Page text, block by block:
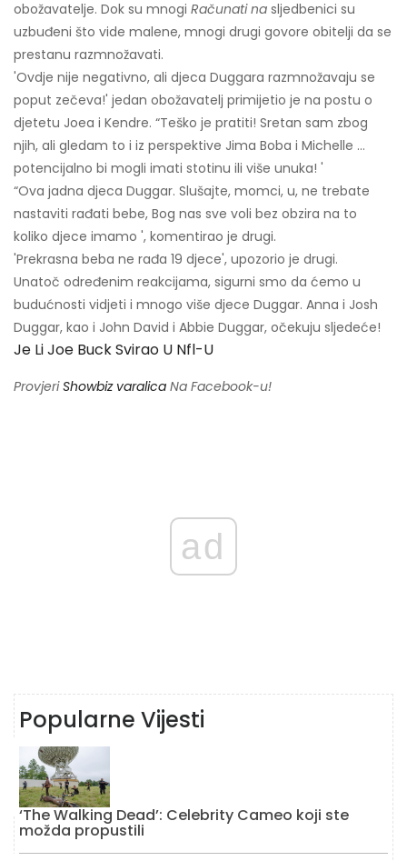
obožavatelje. Dok su mnogi Računati na sljedbenici su
uzbuđeni što vide malene, mnogi drugi govore obitelji da se
prestanu razmnožavati.
'Ovdje nije negativno, ali djeca Duggara razmnožavaju se
poput zečeva!' jedan obožavatelj primijetio je na postu o
djetetu Joea i Kendre. “Teško je pratiti! Sretan sam zbog
njih, ali gledam to i iz perspektive Jima Boba i Michelle ...
potencijalno bi mogli imati stotinu ili više unuka! '
“Ova jadna djeca Duggar. Slušajte, momci, u, ne trebate
nastaviti rađati bebe, Bog nas sve voli bez obzira na to
koliko djece imamo ', komentirao je drugi.
'Prekrasna beba ne rađa 19 djece', upozorio je drugi.
Unatoč određenim reakcijama, sigurni smo da ćemo u
budućnosti vidjeti i mnogo više djece Duggar. Anna i Josh
Duggar, kao i John David i Abbie Duggar, očekuju sljedeće!
Je Li Joe Buck Svirao U Nfl-U
ProvjeriShowbiz varalica Na Facebook-u!
ad
Popularne Vijesti
‘The Walking Dead’: Celebrity Cameo koji ste
možda propustili